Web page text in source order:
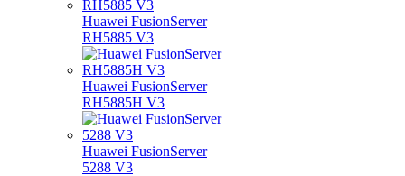
Huawei FusionServer
RH5885 V3
Huawei FusionServer
RH5885H V3
Huawei FusionServer
5288 V3